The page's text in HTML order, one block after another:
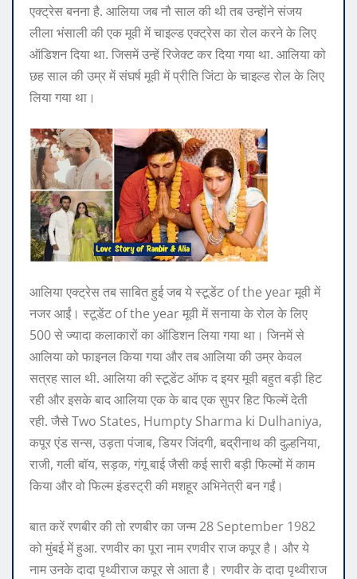
एक्ट्रेस बनना है. आलिया जब नौ साल की थी तब उन्होंने संजय
लीला भंसाली की एक मूवी में चाइल्ड एक्ट्रेस का रोल करने के लिए
ऑडिशन दिया था. जिसमें उन्हें रिजेक्ट कर दिया गया था. आलिया को
छह साल की उम्र में संघर्ष मूवी में प्रीति जिंटा के चाइल्ड रोल के लिए
लिया गया था।
आलिया एक्ट्रेस तब साबित हुई जब ये स्टूडेंट of the year मूवी में
नजर आईं। स्टूडेंट of the year मूवी में सनाया के रोल के लिए
500 से ज्यादा कलाकारों का ऑडिशन लिया गया था। जिनमें से
आलिया को फाइनल किया गया और तब आलिया की उम्र केवल
सत्रह साल थी. आलिया की स्टूडेंट ऑफ द इयर मूवी बहुत बड़ी हिट
रही और इसके बाद आलिया एक के बाद एक सुपर हिट फिल्में देती
रही. जैसे Two States, Humpty Sharma ki Dulhaniya,
कपूर एंड सन्स, उड़ता पंजाब, डियर जिंदगी, बद्रीनाथ की दुल्हनिया,
राजी, गली बॉय, सड़क, गंगू बाई जैसी कई सारी बड़ी फिल्मों में काम
किया और वो फिल्म इंडस्ट्री की मशहूर अभिनेत्री बन गईं।
बात करें रणबीर की तो रणबीर का जन्म 28 September 1982
को मुंबई में हुआ. रणवीर का पूरा नाम रणवीर राज कपूर है। और ये
नाम उनके दादा पृथ्वीराज कपूर से आता है। रणवीर के दादा पृथ्वीराज